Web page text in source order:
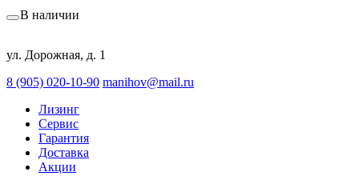
ул. Дорожная, д. 1
8 (905) 020-10-90 manihov@mail.ru
Лизинг
Сервис
Гарантия
Доставка
Акции
В наличии